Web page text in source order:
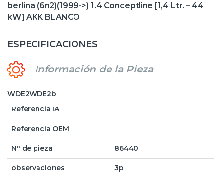
berlina (6n2)(1999->) 1.4 Conceptline [1,4 Ltr. – 44
kW] AKK BLANCO
ESPECIFICACIONES
Información de la Pieza
WDE2WDE2b
Referencia IA
Referencia OEM
Nº de pieza 86440
observaciones 3p